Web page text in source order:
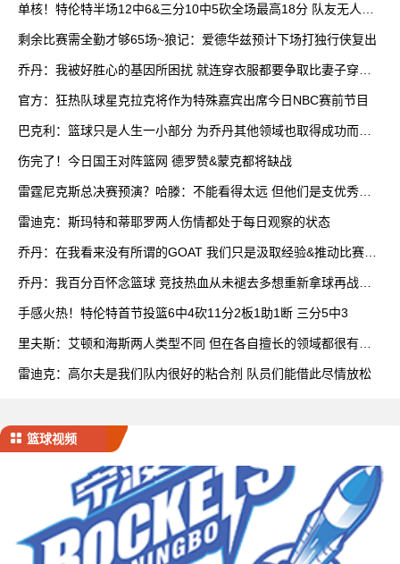
单核！特伦特半场12中6&三分10中5砍全场最高18分 队友无人上
剩余比赛需全勤才够65场~狼记：爱德华兹预计下场打独行侠复出
乔丹：我被好胜心的基因所困扰 就连穿衣服都要争取比妻子穿得
官方：狂热队球星克拉克将作为特殊嘉宾出席今日NBC赛前节目
巴克利：篮球只是人生一小部分 为乔丹其他领域也取得成功而自
伤完了！今日国王对阵篮网 德罗赞&蒙克都将缺战
雷霆尼克斯总决赛预演？哈滕：不能看得太远 但他们是支优秀球
雷迪克：斯玛特和蒂耶罗两人伤情都处于每日观察的状态
乔丹：在我看来没有所谓的GOAT 我们只是汲取经验&推动比赛发
乔丹：我百分百怀念篮球 竞技热血从未褪去多想重新拿球再战一
手感火热！特伦特首节投篮6中4砍11分2板1助1断 三分5中3
里夫斯：艾顿和海斯两人类型不同 但在各自擅长的领域都很有效
雷迪克：高尔夫是我们队内很好的粘合剂 队员们能借此尽情放松
篮球视频